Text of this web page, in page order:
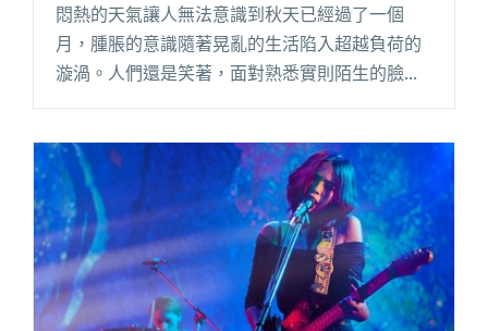
悶熱的天氣讓人無法意識到秋天已經過了一個
月，腫脹的意識隨著晃亂的生活陷入超越負荷的
漩渦。人們還是笑著，面對熟悉實則陌生的臉孔
仍習慣性的點頭稱是，一天又過了，而明天也不
時，就讓「Pseudo」的音樂伴閱讀全文 "溫暖瞪
視人心的虛偽，TuT 主唱 FiFi 新團 Pseudo 首發兩
曲＋訪談"